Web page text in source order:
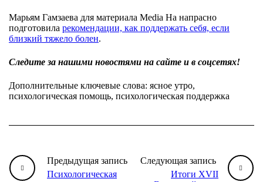
Марьям Гамзаева для материала Media На напрасно
подготовила рекомендации, как поддержать себя, если
близкий тяжело болен.
Следите за нашими новостями на сайте и в соцсетях!
Дополнительные ключевые слова: ясное утро,
психологическая помощь, психологическая поддержка
Предыдущая запись
Психологическая
Следующая запись
Итоги XVII